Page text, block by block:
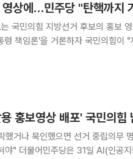
상에…민주당 "탄핵까지
국민의힘 지방선거 후보의 홍보
책임론'을 거론하자 국민의힘이 "
홍보영상 배포' 국민의힘
했거나 묵인했으면 선거 중립의무
거 홍보 영